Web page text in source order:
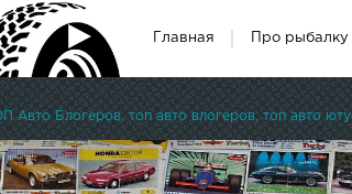
Главная Про рыбалку
Авто Блогеров, топ авто влогеров, топ авто